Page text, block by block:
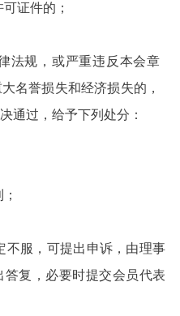
证件的；
法规，或严重违反本会章
名誉损失和经济损失的，
通过，给予下列处分：
不服，可提出申诉，由理事
复，必要时提交会员代表